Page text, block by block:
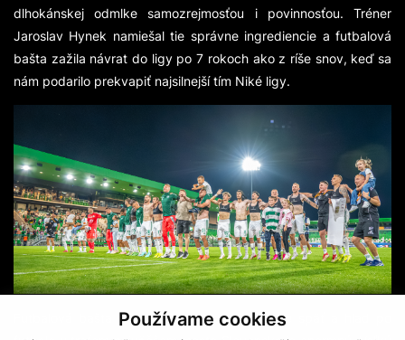
Používame cookies
dlhokánskej odmlke samozrejmosťou i povinnosťou. Tréner
Jaroslav Hynek namiešal tie správne ingrediencie a futbalová
bašta zažila návrat do ligy po 7 rokoch ako z ríše snov, keď sa
nám podarilo prekvapiť najsilnejší tím Niké ligy.
Futbalová bašta menom FC Tatran Prešov je späť a hlad po